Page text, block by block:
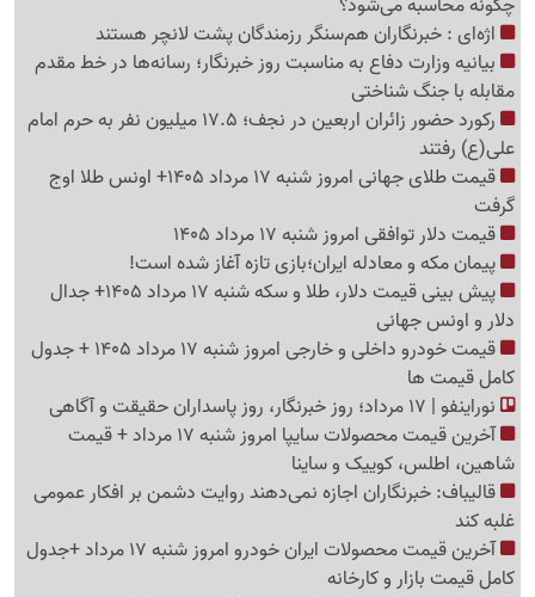
اژه‌ای : خبرنگاران هم‌سنگر رزمندگان پشت لانچر هستند
بیانیه وزارت دفاع به مناسبت روز خبرنگار؛ رسانه‌ها در خط مقدم
مقابله با جنگ شناختی
رکورد حضور زائران اربعین در نجف؛ 17.5 میلیون نفر به حرم امام
علی(ع) رفتند
قیمت طلای جهانی امروز شنبه 17 مرداد 1405+ اونس طلا اوج
گرفت
قیمت دلار توافقی امروز شنبه 17 مرداد 1405
پیمان مکه و معادله ایران؛بازی تازه آغاز شده است!
پیش ‌بینی قیمت دلار، طلا و سکه شنبه 17 مرداد 1405+ جدال
دلار و اونس جهانی
قیمت خودرو داخلی و خارجی امروز شنبه 17 مرداد 1405 + جدول
کامل قیمت ها
نوراینفو | 17 مرداد؛ روز خبرنگار، روز پاسداران حقیقت و آگاهی
آخرین قیمت محصولات سایپا امروز شنبه 17 مرداد + قیمت
شاهین، اطلس، کوییک و ساینا
قالیباف: خبرنگاران اجازه نمی‌دهند روایت دشمن بر افکار عمومی
غلبه کند
آخرین قیمت محصولات ایران خودرو امروز شنبه 17 مرداد +جدول
کامل قیمت بازار و کارخانه